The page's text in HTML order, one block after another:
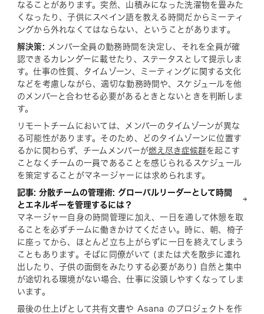
なることがあります。突然、山積みになった洗濯物を畳みた
くなったり、子供にスペイン語を教える時間だからミーティ
ングから外れなくてはならない、ということがあります。
解決策: メンバー全員の勤務時間を決定し、それを全員が確
認できるカレンダーに載せたり、ステータスとして提示しま
す。仕事の性質、タイムゾーン、ミーティングに関する文化
などを考慮しながら、適切な勤務時間や、スケジュールを他
のメンバーと合わせる必要があるときとないときを判断しま
す。
リモートチームにおいては、メンバーのタイムゾーンが異な
る可能性があります。そのため、どのタイムゾーンに位置す
るかに関わらず、チームメンバーが燃え尽き症候群を起こす
ことなくチームの一員であることを感じられるスケジュール
を策定することがマネージャーには求められます。
記事: 分散チームの管理術: グローバルリーダーとして時間
とエネルギーを管理するには？
マネージャー自身の時間管理に加え、一日を通して休憩を取
ることを必ずチームに働きかけてください。時に、朝、椅子
に座ってから、ほとんど立ち上がらずに一日を終えてしまう
こともあります。そばに同僚がいて (または犬を散歩に連れ
出したり、子供の面倒をみたりする必要があり) 自然と集中
が途切れる環境がない場合、仕事に没頭しやすくなってしま
います。
最後の仕上げとして共有文書や Asana のプロジェクトを作